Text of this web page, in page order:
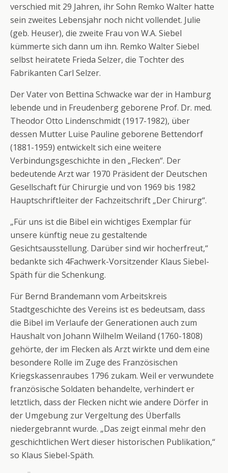
verschied mit 29 Jahren, ihr Sohn Remko Walter hatte
sein zweites Lebensjahr noch nicht vollendet. Julie
(geb. Heuser), die zweite Frau von W.A. Siebel
kümmerte sich dann um ihn. Remko Walter Siebel
selbst heiratete Frieda Selzer, die Tochter des
Fabrikanten Carl Selzer.
Der Vater von Bettina Schwacke war der in Hamburg
lebende und in Freudenberg geborene Prof. Dr. med.
Theodor Otto Lindenschmidt (1917-1982), über
dessen Mutter Luise Pauline geborene Bettendorf
(1881-1959) entwickelt sich eine weitere
Verbindungsgeschichte in den „Flecken“. Der
bedeutende Arzt war 1970 Präsident der Deutschen
Gesellschaft für Chirurgie und von 1969 bis 1982
Hauptschriftleiter der Fachzeitschrift „Der Chirurg“.
„Für uns ist die Bibel ein wichtiges Exemplar für
unsere künftig neue zu gestaltende
Gesichtsausstellung. Darüber sind wir hocherfreut,“
bedankte sich 4Fachwerk-Vorsitzender Klaus Siebel-
Späth für die Schenkung.
Für Bernd Brandemann vom Arbeitskreis
Stadtgeschichte des Vereins ist es bedeutsam, dass
die Bibel im Verlaufe der Generationen auch zum
Haushalt von Johann Wilhelm Weiland (1760-1808)
gehörte, der im Flecken als Arzt wirkte und dem eine
besondere Rolle im Zuge des Französischen
Kriegskassenraubes 1796 zukam. Weil er verwundete
französische Soldaten behandelte, verhindert er
letztlich, dass der Flecken nicht wie andere Dörfer in
der Umgebung zur Vergeltung des Überfalls
niedergebrannt wurde. „Das zeigt einmal mehr den
geschichtlichen Wert dieser historischen Publikation,“
so Klaus Siebel-Späth.